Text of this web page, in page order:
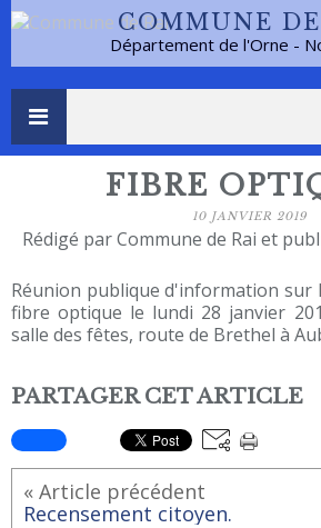
COMMUNE
Département de l'Orne -
FIBRE
10 JANVIER 2019
Rédigé par Commune de Rai et
Réunion publique d'information sur
fibre optique le lundi 28 janvier
salle des fêtes, route de Brethel à
PARTAGER CET ARTICLE
« Article précédent
Recensement citoyen.